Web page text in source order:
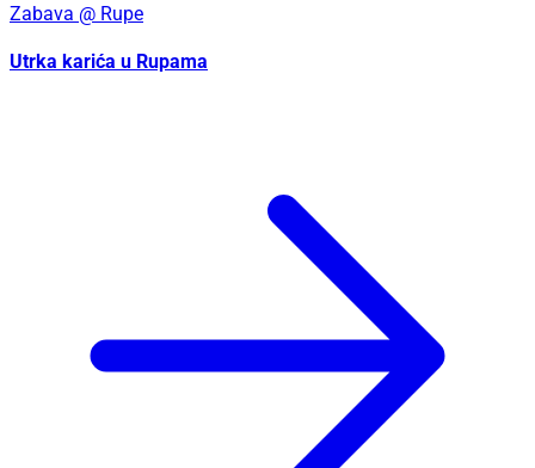
Zabava @ Rupe
Utrka karića u Rupama